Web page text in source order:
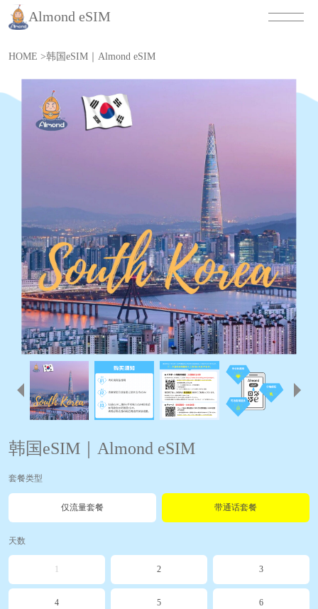
Almond eSIM
HOME >韩国eSIM｜Almond eSIM
韩国eSIM｜Almond eSIM
套餐类型
仅流量套餐 带通话套餐
天数
1 2 3
4 5 6